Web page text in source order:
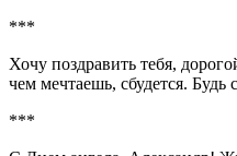
***
Хочу поздравить тебя,
чем мечтаешь, сбудется. Будь
***